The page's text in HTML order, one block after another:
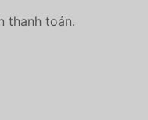
thanh toán.